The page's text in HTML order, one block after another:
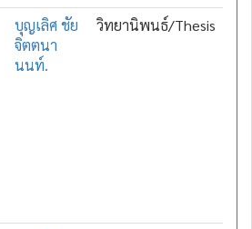
บุญเลิศ ชัย
จิตตนา
นนท์.
วิทยานิพนธ์/Thesis